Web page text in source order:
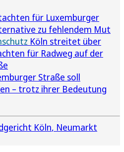
für Luxemburger
zu fehlendem Mut
Köln streitet über
für Radweg auf der
Straße soll
– trotz ihrer Bedeutung
Köln Neumarkt